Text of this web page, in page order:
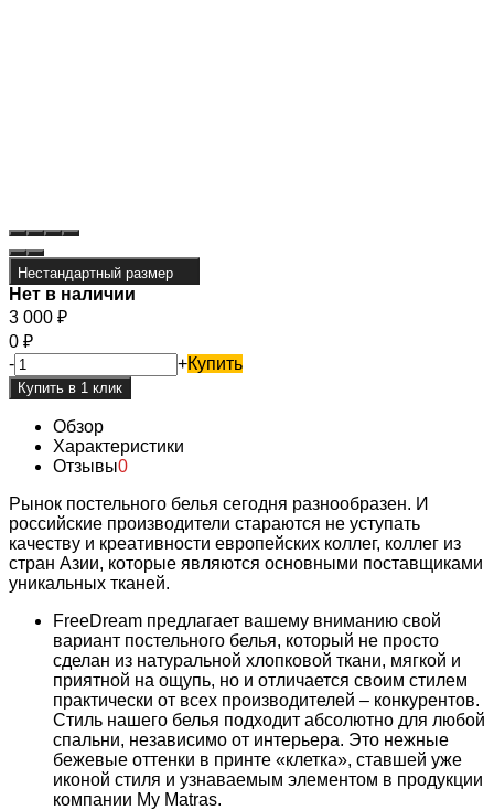
Нестандартный размер
Нет в наличии
3 000 ₽
0 ₽
-
+Купить
Обзор
Характеристики
Отзывы0
Рынок постельного белья сегодня разнообразен. И
российские производители стараются не уступать
качеству и креативности европейских коллег, коллег из
стран Азии, которые являются основными поставщиками
уникальных тканей.
FreeDream предлагает вашему вниманию свой
вариант постельного белья, который не просто
сделан из натуральной хлопковой ткани, мягкой и
приятной на ощупь, но и отличается своим стилем
практически от всех производителей – конкурентов.
Стиль нашего белья подходит абсолютно для любой
спальни, независимо от интерьера. Это нежные
бежевые оттенки в принте «клетка», ставшей уже
иконой стиля и узнаваемым элементом в продукции
компании My Matras.